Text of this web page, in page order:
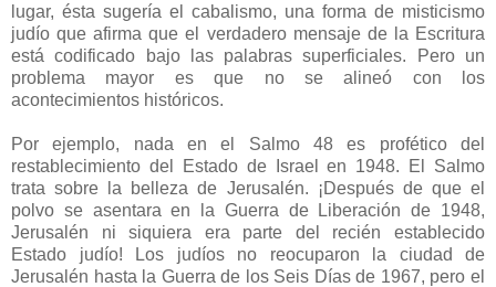
lugar, ésta sugería el cabalismo, una forma de misticismo
judío que afirma que el verdadero mensaje de la Escritura
está codificado bajo las palabras superficiales. Pero un
problema mayor es que no se alineó con los
acontecimientos históricos.
Por ejemplo, nada en el Salmo 48 es profético del
restablecimiento del Estado de Israel en 1948. El Salmo
trata sobre la belleza de Jerusalén. ¡Después de que el
polvo se asentara en la Guerra de Liberación de 1948,
Jerusalén ni siquiera era parte del recién establecido
Estado judío! Los judíos no reocuparon la ciudad de
Jerusalén hasta la Guerra de los Seis Días de 1967, pero el